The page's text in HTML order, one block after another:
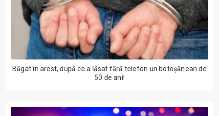
Băgat în arest, după ce a lăsat fără telefon un botoșănean de
50 de ani!